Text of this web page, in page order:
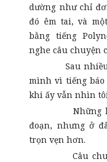
dường như chỉ
đó êm tai, và
bằng tiếng
nghe câu chuyện
Sau nhiều do
mình vì tiếng
khi ấy vẫn nhìn
Những lời
đoạn, nhưng ở
trọn vẹn hơn.
Câu chuyện